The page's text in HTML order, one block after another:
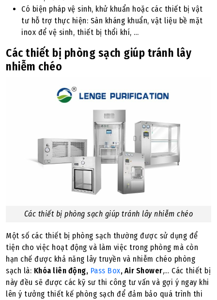
Có biện pháp vệ sinh, khử khuẩn hoặc các thiết bị vật
tư hỗ trợ thực hiện: Sàn kháng khuẩn, vật liệu bề mặt
inox để vệ sinh, thiết bị thổi khí, …
Các thiết bị phòng sạch giúp tránh lây
nhiễm chéo
Các thiết bị phòng sạch giúp tránh lây nhiễm chéo
Một số các thiết bị phòng sạch thường được sử dụng để
tiện cho việc hoạt động và làm việc trong phòng mà còn
hạn chế được khả năng lây truyền và nhiễm chéo phòng
sạch là: Khóa liên động, Pass Box, Air Shower,… Các thiết bị
này đều sẽ được các kỹ sư thi công tư vấn và gợi ý ngay khi
lên ý tưởng thiết kế phòng sạch để đảm bảo quá trình thi